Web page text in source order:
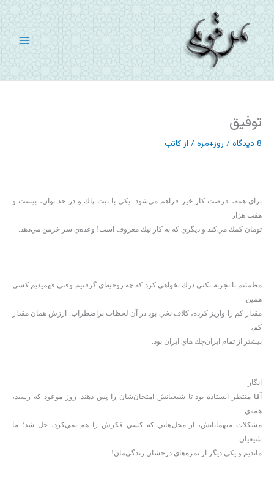
پرش
به
محتوا
توفیق
8 دیدگاه / روز+مره / از کاتب
براي همه، فرصت كار خير فراهم مي‌شود. يكي با نيت پاك و در حد توان، بيست و
هفت هزار
تومان كمك مي‌كند و ديگري كه به كار نيك معروف است! وعده‌ي سر خرمن مي‌دهد.
مطمئنم تا تجربه نكني درك نخواهي كرد كه چه روحيه‌اي گرفتيم وقتي فهميديم كسي
همين
مقدار كم را واريز كرده، كلاف نخي بود در آن لحظات پراضطراب. ارزش همان مقدار
كم،
بيشتر از تمام ايران‌چك هاي ايران بود.
انگار
آقا منتظر ايستاده بود تا شيعيانش امتحان‌شان را پس دهند. روز موعود كه رسيد،
همه‌ي
مشكلات ميهمانانش، از محل‌هايي كه كسي فكرش را هم نمي‌كرد، حل شد؛ ما
شيعيان
مانديم و يكي ديگر از نمره‌هاي درخشان زندگي‌مان!